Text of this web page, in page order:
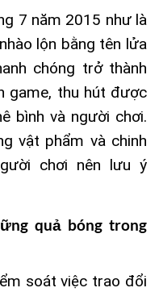
7 năm 2015 như là
lộn bằng tên lửa
chóng trở thành
game, thu hút được
bình và người chơi.
vật phẩm và chinh
chơi nên lưu ý
quả bóng trong
soát việc trao đổi